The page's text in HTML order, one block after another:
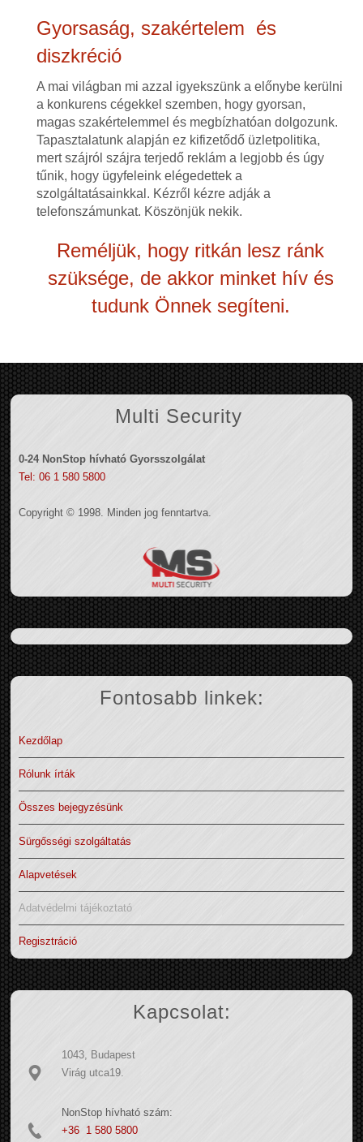
Gyorsaság, szakértelem és
diszkréció
A mai világban mi azzal igyekszünk a előnybe kerülni
a konkurens cégekkel szemben, hogy gyorsan,
magas szakértelemmel és megbízhatóan dolgozunk.
Tapasztalatunk alapján ez kifizetődő üzletpolitika,
mert szájról szájra terjedő reklám a legjobb és úgy
tűnik, hogy ügyfeleink elégedettek a
szolgáltatásainkkal. Kézről kézre adják a
telefonszámunkat. Köszönjük nekik.
Reméljük, hogy ritkán lesz ránk
szüksége, de akkor minket hív és
tudunk Önnek segíteni.
Multi Security
0-24 NonStop hívható Gyorsszolgálat
Tel: 06 1 580 5800
Copyright © 1998. Minden jog fenntartva.
Fontosabb linkek:
Kezdőlap
Rólunk írták
Összes bejegyzésünk
Sürgősségi szolgáltatás
Alapvetések
Adatvédelmi tájékoztató
Regisztráció
Kapcsolat:
1043, Budapest
Virág utca19.
NonStop hívható szám:
+36 1 580 5800